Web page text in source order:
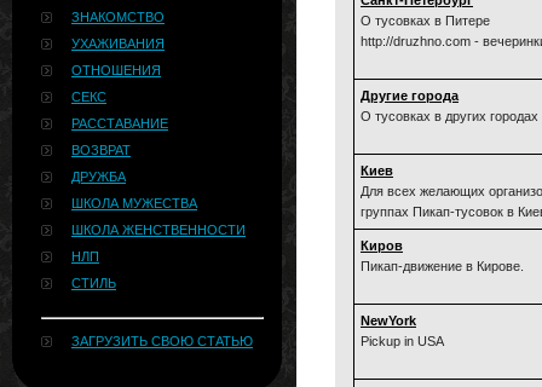
ЗНАКОМСТВО
УХАЖИВАНИЯ
ОТНОШЕНИЯ
СЕКС
РАССТАВАНИЕ
ВОЗВРАТ
ДРУЖБА
ШКОЛА МУЖЕСТВА
ШКОЛА ЖЕНСТВЕННОСТИ
НЛП
СТИЛЬ
ЗАГРУЗИТЬ СВОЮ СТАТЬЮ
О тусовках в Питере
http://druzhno.com -
Другие города
О тусовках в других городах
Киев
Для всех желающих
группах Пикап-тусовок в
Киров
Пикап-движение в Кирове.
NewYork
Pickup in USA